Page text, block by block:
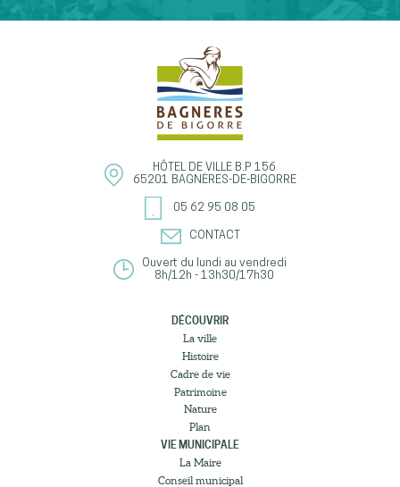
HÔTEL DE VILLE B.P 156
65201 BAGNÈRES-DE-BIGORRE
05 62 95 08 05
CONTACT
Ouvert du lundi au vendredi
8h/12h - 13h30/17h30
DÉCOUVRIR
La ville
Histoire
Cadre de vie
Patrimoine
Nature
Plan
VIE MUNICIPALE
La Maire
Conseil municipal